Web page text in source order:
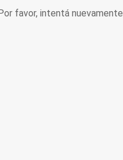
favor, intentá